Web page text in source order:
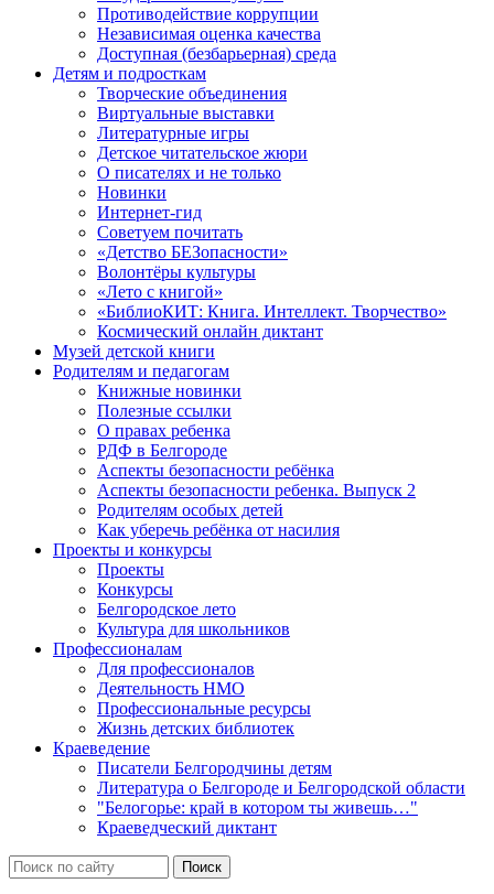
Противодействие коррупции
Независимая оценка качества
Доступная (безбарьерная) среда
Детям и подросткам
Творческие объединения
Виртуальные выставки
Литературные игры
Детское читательское жюри
О писателях и не только
Новинки
Интернет-гид
Советуем почитать
«Детство БЕЗопасности»
Волонтёры культуры
«Лето с книгой»
«БиблиоКИТ: Книга. Интеллект. Творчество»
Космический онлайн диктант
Музей детской книги
Родителям и педагогам
Книжные новинки
Полезные ссылки
О правах ребенка
РДФ в Белгороде
Аспекты безопасности ребёнка
Аспекты безопасности ребенка. Выпуск 2
Родителям особых детей
Как уберечь ребёнка от насилия
Проекты и конкурсы
Проекты
Конкурсы
Белгородское лето
Культура для школьников
Профессионалам
Для профессионалов
Деятельность НМО
Профессиональные ресурсы
Жизнь детских библиотек
Краеведение
Писатели Белгородчины детям
Литература о Белгороде и Белгородской области
"Белогорье: край в котором ты живешь…"
Краеведческий диктант